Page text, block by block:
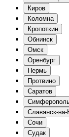
Киров
Коломна
Кропоткин
Обнинск
Омск
Оренбург
Пермь
Протвино
Саратов
Славянск-на-
Сочи
Судак